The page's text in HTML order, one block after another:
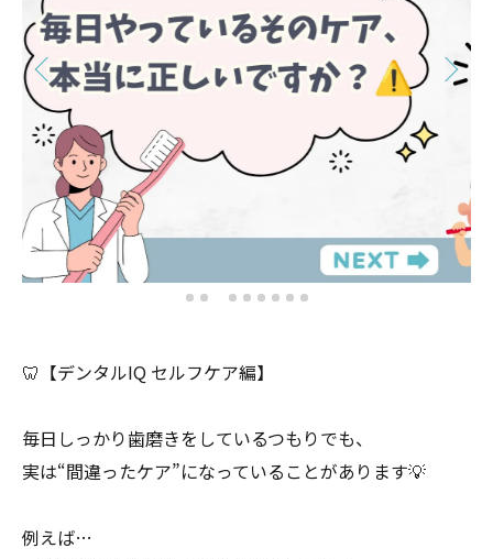
🦷【デンタルIQ セルフケア編】
毎日しっかり歯磨きをしているつもりでも、
実は“間違ったケア”になっていることがあります💡
例えば…